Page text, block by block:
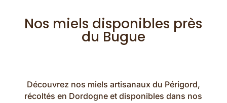
Nos miels disponibles près
du Bugue
Découvrez nos miels artisanaux du Périgord,
récoltés en Dordogne et disponibles dans nos